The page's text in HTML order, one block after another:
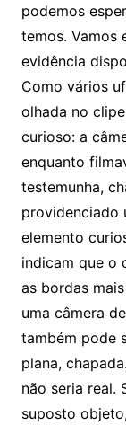
podemos
temos. Vamos
evidência
Como vários
olhada no
curioso: a
enquanto
testemunha,
providenciado
elemento
indicam que o
as bordas
uma câmera
também pode
plana,
não seria real.
suposto